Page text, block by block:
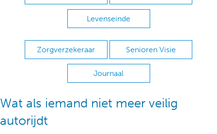
Levenseinde
Zorgverzekeraar Senioren Visie
Journaal
Wat als iemand niet meer veilig
autorijdt